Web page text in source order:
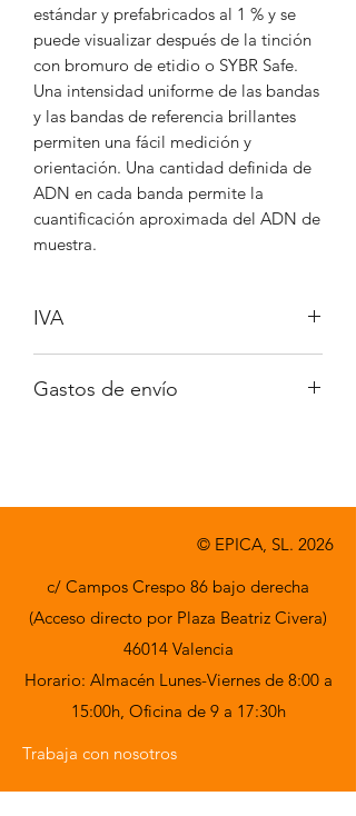
estándar y prefabricados al 1 % y se
puede visualizar después de la tinción
con bromuro de etidio o SYBR Safe.
Una intensidad uniforme de las bandas
y las bandas de referencia brillantes
permiten una fácil medición y
orientación. Una cantidad definida de
ADN en cada banda permite la
cuantificación aproximada del ADN de
muestra.
IVA
Gastos de envío
© EPICA, SL. 2026
c/ Campos Crespo 86 bajo derecha
(Acceso directo por Plaza Beatriz Civera)
46014 Valencia
Horario: Almacén Lunes-Viernes de 8:00 a
15:00h, Oficina de 9 a 17:30h
Trabaja con nosotros